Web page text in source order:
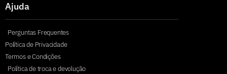
Ajuda
Perguntas Frequentes
Política de Privacidade
Termos e Condições
Política de troca e devolução